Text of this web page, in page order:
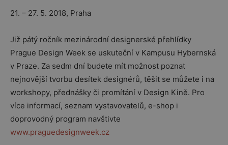
21. – 27. 5. 2018, Praha
Již pátý ročník mezinárodní designerské přehlídky
Prague Design Week se uskuteční v Kampusu Hybernská
v Praze. Za sedm dní budete mít možnost poznat
nejnovější tvorbu desítek designérů, těšit se můžete i na
workshopy, přednášky či promítání v Design Kině. Pro
více informací, seznam vystavovatelů, e-shop i
doprovodný program navštivte
www.praguedesignweek.cz